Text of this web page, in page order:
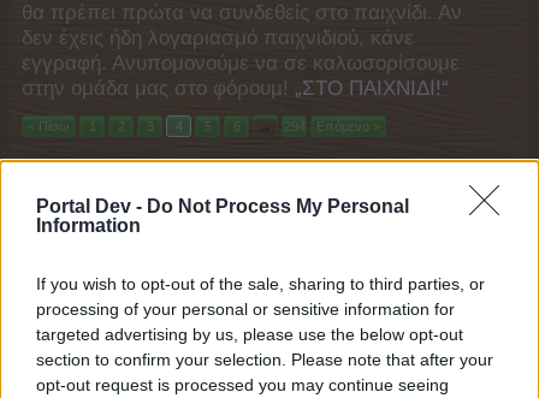
Portal Dev - Do Not Process My Personal
Information
If you wish to opt-out of the sale, sharing to third parties, or
processing of your personal or sensitive information for
targeted advertising by us, please use the below opt-out
section to confirm your selection. Please note that after your
opt-out request is processed you may continue seeing
θα πρέπει πρώτα να συνδεθείς στο παιχνίδι. Αν
δεν έχεις ήδη λογαριασμό παιχνιδιού, κάνε
εγγραφή. Ανυπομονούμε να σε καλωσορίσουμε
στην ομάδα μας στο φόρουμ! „ΣΤΟ ΠΑΙΧΝΙΔΙ!“
< Πίσω 1 2 3 4 5 6 → 294 Επόμενο >
Δρώμενο Νυχτερινή Πτήση
-Snorkel-
Δρώμενο Πάρτι Φοντύ
-Snorkel-
Απαντήσεις:
0
Δρώμενο Χειμερινό ημερολόγιο 2016
-Snorkel-
Απαντήσεις:
1